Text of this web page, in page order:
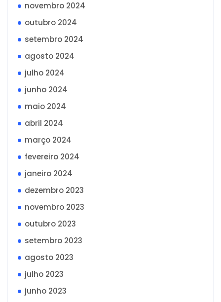
novembro 2024
outubro 2024
setembro 2024
agosto 2024
julho 2024
junho 2024
maio 2024
abril 2024
março 2024
fevereiro 2024
janeiro 2024
dezembro 2023
novembro 2023
outubro 2023
setembro 2023
agosto 2023
julho 2023
junho 2023